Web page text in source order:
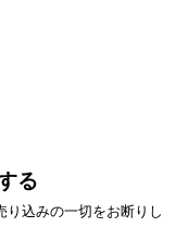
る
り込みの一切をお断りし